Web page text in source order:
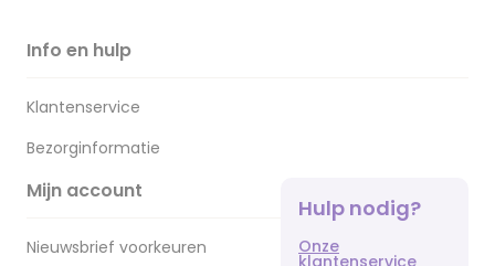
Info en hulp
Klantenservice
Bezorginformatie
Mijn account
Nieuwsbrief voorkeuren
Hulp nodig?
Onze
klantenservice